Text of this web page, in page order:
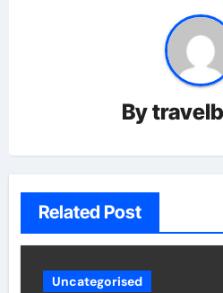
By
Related Post
Uncategorised